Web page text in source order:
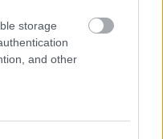
storage
and other
elnök, három
az nagyon jó
nagyon, de nincs
volna mondani,
ez azért